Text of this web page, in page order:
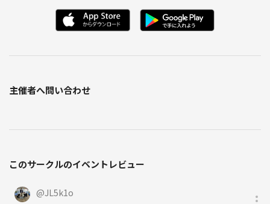
主催者へ問い合わせ
このサークルのイベントレビュー
@JL5k1o